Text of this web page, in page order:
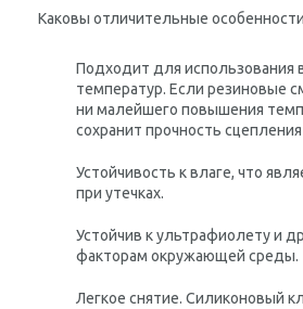
Каковы отличительные
Подходит для использования
температур. Если резиновые
ни малейшего повышения
сохранит прочность
Устойчивость к влаге, что
при утечках.
Устойчив к ультрафиолету и
факторам окружающей среды.
Легкое снятие. Силиконовый